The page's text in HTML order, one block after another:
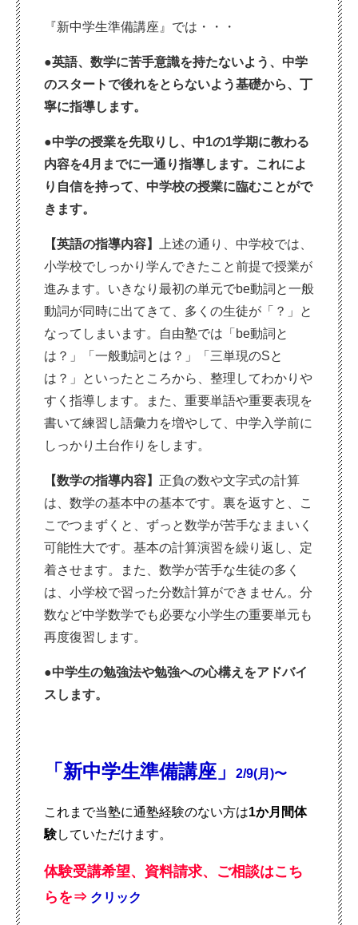
『新中学生準備講座』では・・・
●英語、数学に苦手意識を持たないよう、中学
のスタートで後れをとらないよう基礎から、丁
寧に指導します。
●中学の授業を先取りし、中1の1学期に教わる
内容を4月までに一通り指導します。
これによ
り自信を持って、中学校の授業に臨むことがで
きます。
【英語の指導内容】
上述の通り、中学校では、
小学校でしっかり学んできたこと前提で授業が
進みます。いきなり最初の単元でbe動詞と一般
動詞が同時に出てきて、多くの生徒が「？」と
なってしまいます。自由塾では「be動詞と
は？」「一般動詞とは？」「三単現のSと
は？」といったところから、整理してわかりや
すく指導します。また、重要単語や重要表現を
書いて練習し語彙力を増やして、中学入学前に
しっかり土台作りをします。
【数学の指導内容】 正負の数や文字式の計算
は、数学の基本中の基本です。裏を返すと、こ
こでつまずくと、ずっと数学が苦手なままいく
可能性大です。基本の計算演習を繰り返し、定
着させます。また、数学が苦手な生徒の多く
は、小学校で習った分数計算ができません。分
数など中学数学でも必要な小学生の重要単元も
再度復習します。
●中学生の勉強法や勉強への心構えをアドバイ
スします。
「新中学生準備講座」 2/9(月)〜
これまで当塾に通塾経験のない方は1か月間体
験していただけます。
体験受講希望、資料請求、ご相談はこち
らを⇒ クリック